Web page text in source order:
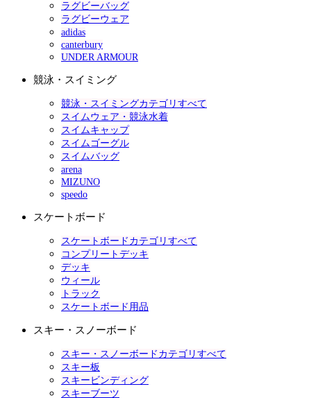
ラグビーバッグ
ラグビーウェア
adidas
canterbury
UNDER ARMOUR
競泳・スイミング
競泳・スイミングカテゴリすべて
スイムウェア・競泳水着
スイムキャップ
スイムゴーグル
スイムバッグ
arena
MIZUNO
speedo
スケートボード
スケートボードカテゴリすべて
コンプリートデッキ
デッキ
ウィール
トラック
スケートボード用品
スキー・スノーボード
スキー・スノーボードカテゴリすべて
スキー板
スキービンディング
スキーブーツ